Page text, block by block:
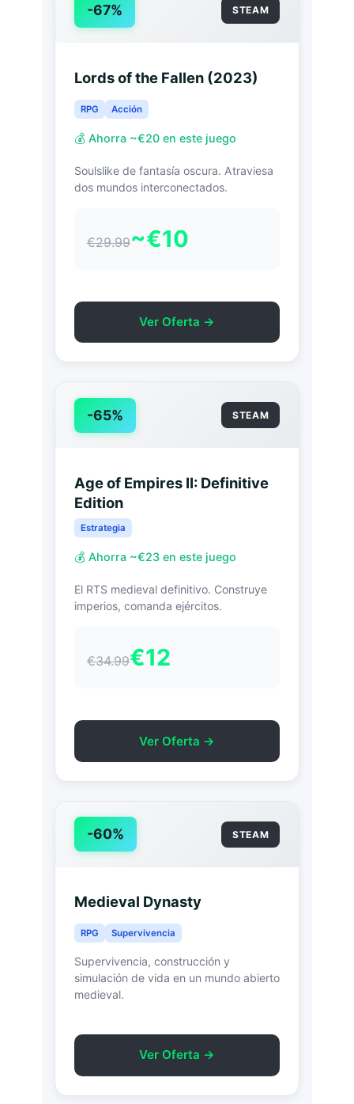
-67% STEAM
Lords of the Fallen (2023)
RPG Acción
💰 Ahorra ~€20 en este juego
Soulslike de fantasía oscura. Atraviesa
dos mundos interconectados.
€29.99~€10
Ver Oferta →
-65% STEAM
Age of Empires II: Definitive
Edition
Estrategia
💰 Ahorra ~€23 en este juego
El RTS medieval definitivo. Construye
imperios, comanda ejércitos.
€34.99€12
Ver Oferta →
-60% STEAM
Medieval Dynasty
RPG Supervivencia
Supervivencia, construcción y
simulación de vida en un mundo abierto
medieval.
Ver Oferta →